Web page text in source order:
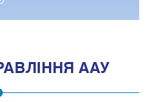
ААУ